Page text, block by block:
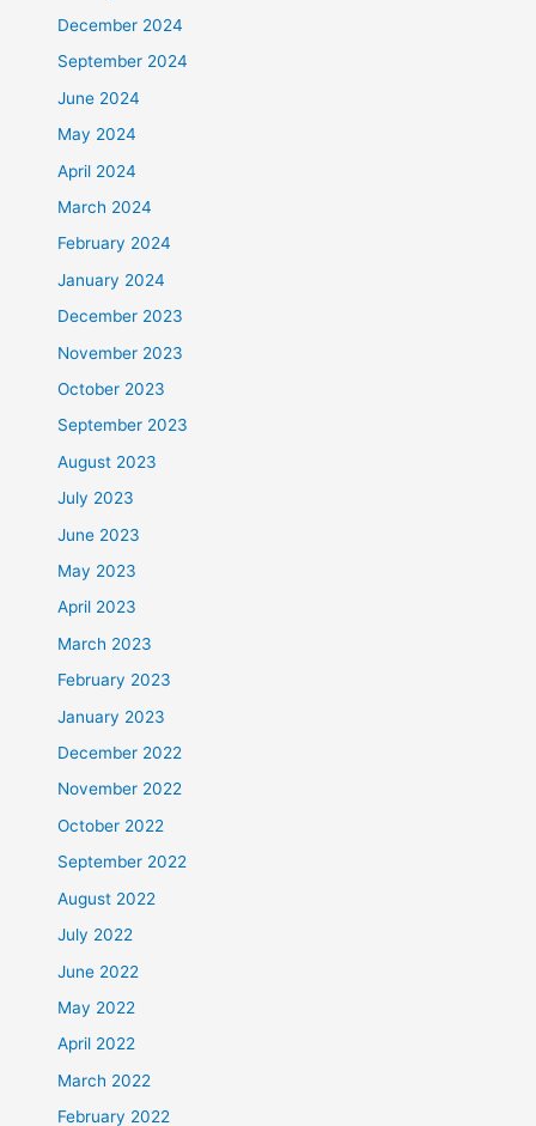
December 2024
September 2024
June 2024
May 2024
April 2024
March 2024
February 2024
January 2024
December 2023
November 2023
October 2023
September 2023
August 2023
July 2023
June 2023
May 2023
April 2023
March 2023
February 2023
January 2023
December 2022
November 2022
October 2022
September 2022
August 2022
July 2022
June 2022
May 2022
April 2022
March 2022
February 2022